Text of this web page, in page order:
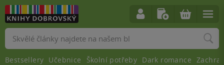
Vyhledávání
Bestsellery Učebnice Školní potřeby Dark romance